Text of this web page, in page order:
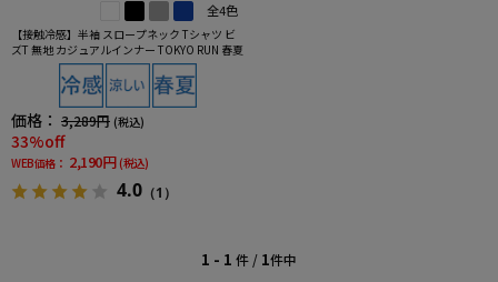
全4色
【接触冷感】半袖 スロープネック Tシャツ ビ
ズT 無地 カジュアルインナー TOKYO RUN 春夏
価格： 3,289円 (税込)
33%off
WEB価格： 2,190円 (税込)
4.0 （1）
1 - 1 件 / 1件中